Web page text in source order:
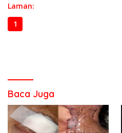
Laman:
1
Baca Juga